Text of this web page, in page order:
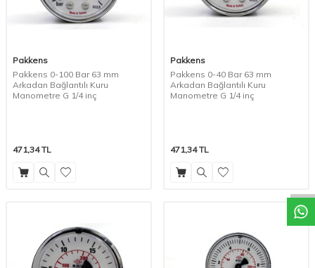
Pakkens
Pakkens 0-100 Bar 63 mm
Arkadan Bağlantılı Kuru
Manometre G 1/4 inç
471,34TL
Pakkens
Pakkens 0-40 Bar 63 mm
Arkadan Bağlantılı Kuru
Manometre G 1/4 inç
471,34TL